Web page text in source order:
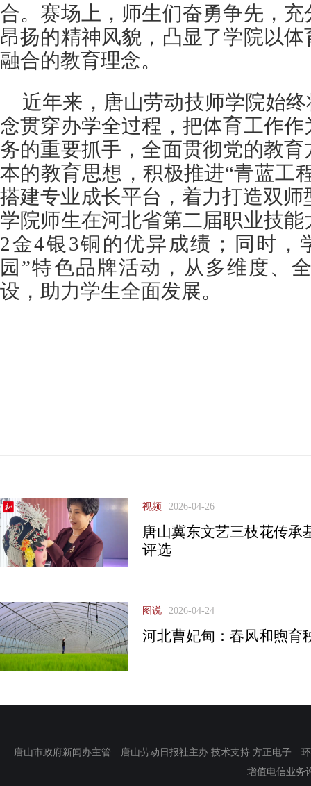
合。赛场上，师生们奋勇争先，
昂扬的精神风貌，凸显了学院以
融合的教育理念。
近年来，唐山劳动技师学院始
念贯穿办学全过程，把体育工作
务的重要抓手，全面贯彻党的教
本的教育思想，积极推进“青蓝工
搭建专业成长平台，着力打造双师
学院师生在河北省第二届职业技
2金4银3铜的优异成绩；同时，
园”特色品牌活动，从多维度、
设，助力学生全面发展。
视频 2026-04-26
唐山冀东文艺三枝花传承
评选
图说 2026-04-24
河北曹妃甸：春风和煦育
唐山市政府新闻办主管 唐山劳动日报社主办 技术支持:方正电子
增值电信业务